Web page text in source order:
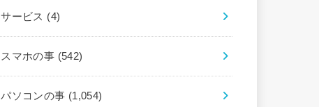
サービス (4)
スマホの事 (542)
パソコンの事 (1,054)